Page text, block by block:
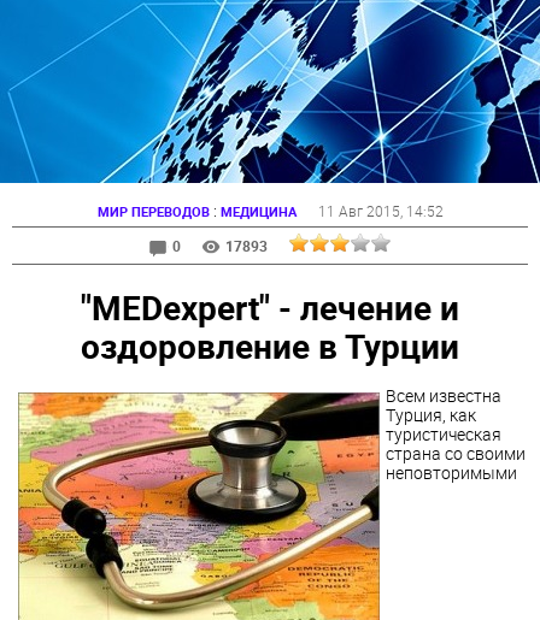
МИР ПЕРЕВОДОВ: МЕДИЦИНА 11 Авг 2015 , 14:52
0
17893
"MEDexpert" - лечение и
оздоровление в Турции
Всем известна
Турция, как
туристическая
страна со своими
неповторимыми